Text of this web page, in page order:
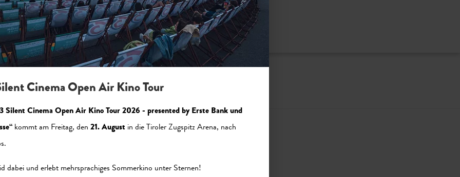
Jetzt aktivieren
Cinema Open Air Kino Tour
Silent Cinema Open Air Kino Tour 2026 - presented by Erste Bank und
kommt am Freitag, den 21. August in die Tiroler Zugspitz Arena, nach
dabei und erlebt mehrsprachiges Sommerkino unter Sternen!